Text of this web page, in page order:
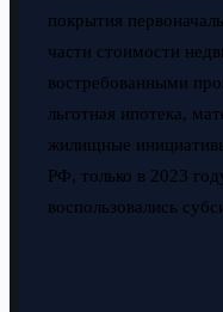
покрытия
части стоимости
востребованными
льготная ипотека,
жилищные
РФ, только в 2023
воспользовались